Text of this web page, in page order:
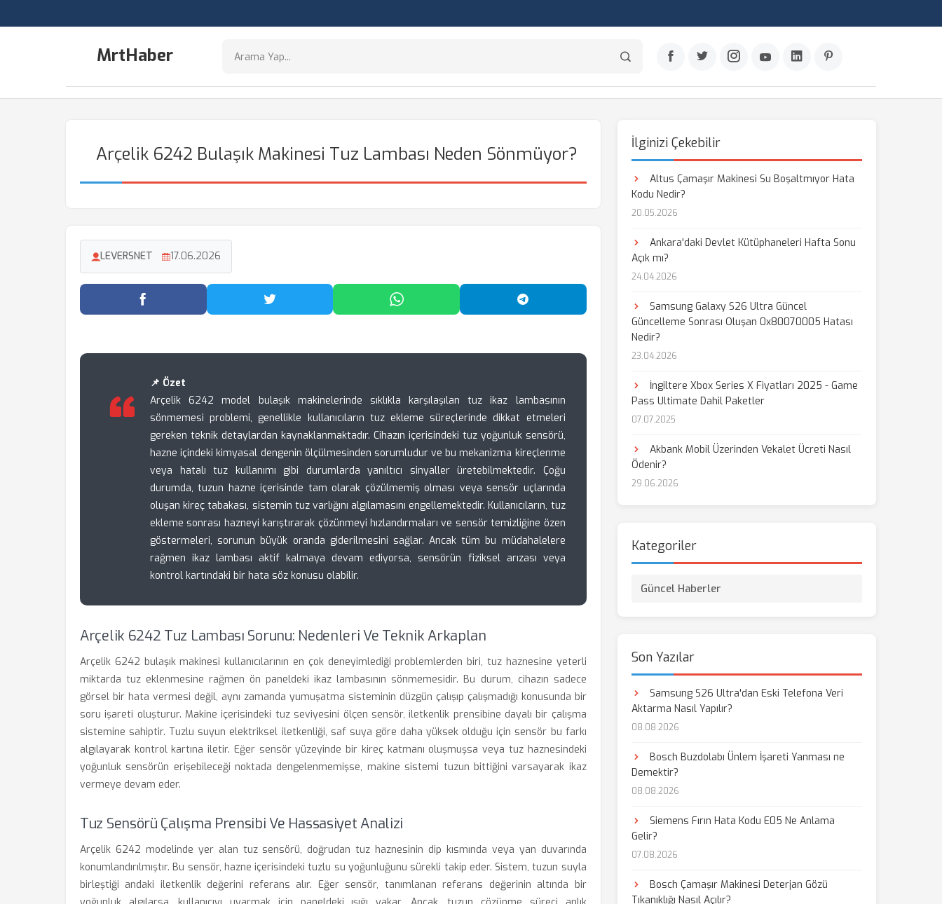
MrtHaber
Arçelik 6242 Bulaşık Makinesi Tuz Lambası Neden Sönmüyor?
LEVERSNET 17.06.2026
Facebook'ta Paylaş Twitter'da Paylaş WhatsApp'ta Paylaş Telegram'da Paylaş
📌 Özet
Arçelik 6242 model bulaşık makinelerinde sıklıkla karşılaşılan tuz ikaz lambasının
sönmemesi problemi, genellikle kullanıcıların tuz ekleme süreçlerinde dikkat etmeleri
gereken teknik detaylardan kaynaklanmaktadır. Cihazın içerisindeki tuz yoğunluk sensörü,
hazne içindeki kimyasal dengenin ölçülmesinden sorumludur ve bu mekanizma kireçlenme
veya hatalı tuz kullanımı gibi durumlarda yanıltıcı sinyaller üretebilmektedir. Çoğu
durumda, tuzun hazne içerisinde tam olarak çözülmemiş olması veya sensör uçlarında
oluşan kireç tabakası, sistemin tuz varlığını algılamasını engellemektedir. Kullanıcıların, tuz
ekleme sonrası hazneyi karıştırarak çözünmeyi hızlandırmaları ve sensör temizliğine özen
göstermeleri, sorunun büyük oranda giderilmesini sağlar. Ancak tüm bu müdahalelere
rağmen ikaz lambası aktif kalmaya devam ediyorsa, sensörün fiziksel arızası veya
kontrol kartındaki bir hata söz konusu olabilir.
Arçelik 6242 Tuz Lambası Sorunu: Nedenleri Ve Teknik Arkaplan
Arçelik 6242 bulaşık makinesi kullanıcılarının en çok deneyimlediği problemlerden biri, tuz haznesine yeterli
miktarda tuz eklenmesine rağmen ön paneldeki ikaz lambasının sönmemesidir. Bu durum, cihazın sadece
görsel bir hata vermesi değil, aynı zamanda yumuşatma sisteminin düzgün çalışıp çalışmadığı konusunda bir
soru işareti oluşturur. Makine içerisindeki tuz seviyesini ölçen sensör, iletkenlik prensibine dayalı bir çalışma
sistemine sahiptir. Tuzlu suyun elektriksel iletkenliği, saf suya göre daha yüksek olduğu için sensör bu farkı
algılayarak kontrol kartına iletir. Eğer sensör yüzeyinde bir kireç katmanı oluşmuşsa veya tuz haznesindeki
yoğunluk sensörün erişebileceği noktada dengelenmemişse, makine sistemi tuzun bittiğini varsayarak ikaz
vermeye devam eder.
Tuz Sensörü Çalışma Prensibi Ve Hassasiyet Analizi
Arçelik 6242 modelinde yer alan tuz sensörü, doğrudan tuz haznesinin dip kısmında veya yan duvarında
konumlandırılmıştır. Bu sensör, hazne içerisindeki tuzlu su yoğunluğunu sürekli takip eder. Sistem, tuzun suyla
birleştiği andaki iletkenlik değerini referans alır. Eğer sensör, tanımlanan referans değerinin altında bir
İlginizi Çekebilir
Altus Çamaşır Makinesi Su Boşaltmıyor Hata
Kodu Nedir?
20.05.2026
Ankara'daki Devlet Kütüphaneleri Hafta Sonu
Açık mı?
24.04.2026
Samsung Galaxy S26 Ultra Güncel
Güncelleme Sonrası Oluşan 0x80070005 Hatası
Nedir?
23.04.2026
İngiltere Xbox Series X Fiyatları 2025 - Game
Pass Ultimate Dahil Paketler
07.07.2025
Akbank Mobil Üzerinden Vekalet Ücreti Nasıl
Ödenir?
29.06.2026
Kategoriler
Güncel Haberler
Son Yazılar
Samsung S26 Ultra'dan Eski Telefona Veri
Aktarma Nasıl Yapılır?
08.08.2026
Bosch Buzdolabı Ünlem İşareti Yanması ne
Demektir?
08.08.2026
Siemens Fırın Hata Kodu E05 Ne Anlama
Gelir?
07.08.2026
Bosch Çamaşır Makinesi Deterjan Gözü
Tıkanıklığı Nasıl Açılır?